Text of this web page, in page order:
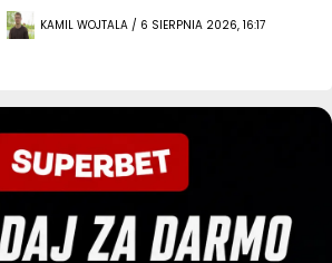
KAMIL WOJTALA / 6 SIERPNIA 2026, 16:17